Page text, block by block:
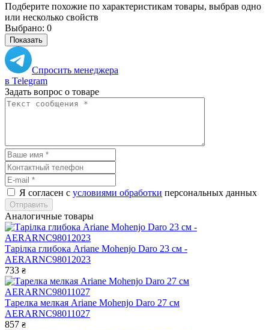
Подберите похожие по характеристикам товары, выбрав одно
или несколько свойств
Выбрано: 0
Показать
Спросить менеджера
в Telegram
Задать вопрос о товаре
Я согласен с условиями обработки персональных данных
Отправить
Аналогичные товары
Тарілка глибока Ariane Mohenjo Daro 23 см -
AERARNC98012023
733 ₴
Тарелка мелкая Ariane Mohenjo Daro 27 см
AERARNC98011027
857 ₴